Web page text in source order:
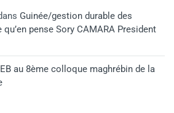
Guinée/gestion durable des
pense Sory CAMARA President
au 8ème colloque maghrébin de la